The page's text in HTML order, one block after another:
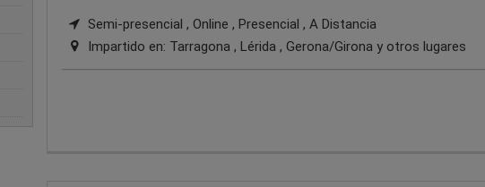
Semi-presencial , Online , Presencial , A Distancia
Impartido en: Tarragona , Lérida , Gerona/Girona y otros lugares